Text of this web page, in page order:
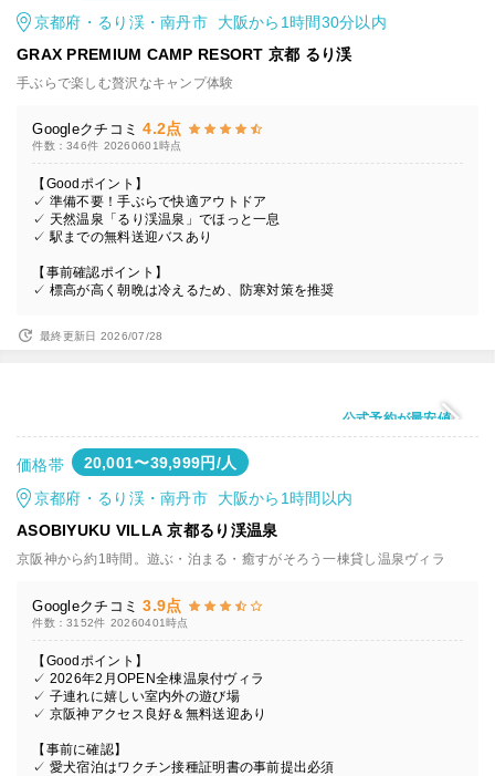
京都府・るり渓・南丹市 大阪から1時間30分以内
GRAX PREMIUM CAMP RESORT 京都 るり渓
手ぶらで楽しむ贅沢なキャンプ体験
Googleクチコミ 4.2点
件数：346件 20260601時点
【Goodポイント】
✓ 準備不要！手ぶらで快適アウトドア
✓ 天然温泉「るり渓温泉」でほっと一息
✓ 駅までの無料送迎バスあり
【事前確認ポイント】
✓ 標高が高く朝晩は冷えるため、防寒対策を推奨
最終更新日 2026/07/28
公式予約が最安値
価格帯 20,001〜39,999円/人
京都府・るり渓・南丹市 大阪から1時間以内
ASOBIYUKU VILLA 京都るり渓温泉
京阪神から約1時間。遊ぶ・泊まる・癒すがそろう一棟貸し温泉ヴィラ
Googleクチコミ 3.9点
件数：3152件 20260401時点
【Goodポイント】
✓ 2026年2月OPEN全棟温泉付ヴィラ
✓ 子連れに嬉しい室内外の遊び場
✓ 京阪神アクセス良好＆無料送迎あり
【事前に確認】
✓ 愛犬宿泊はワクチン接種証明書の事前提出必須